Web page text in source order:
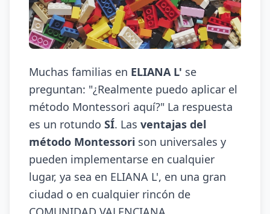
Muchas familias en ELIANA L' se
preguntan: "¿Realmente puedo aplicar el
método Montessori aquí?" La respuesta
es un rotundo SÍ. Las ventajas del
método Montessori son universales y
pueden implementarse en cualquier
lugar, ya sea en ELIANA L', en una gran
ciudad o en cualquier rincón de